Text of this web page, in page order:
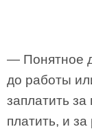
— Понятное
до работы
заплатить
платить, и